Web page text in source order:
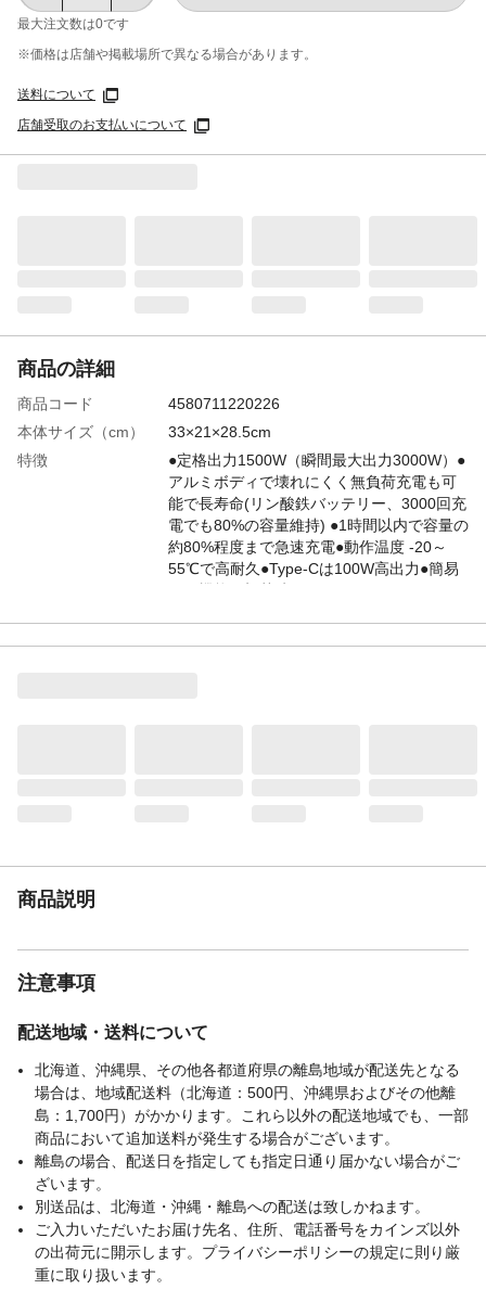
最大注文数は0です
※価格は​店舗や​掲載場所で​異なる​場合が​あります。
送料について
店舗受取のお支払いについて
商品の詳細
商品コード
4580711220226
本体サイズ（cm）
33×21×28.5cm
特徴
●定格出力1500W（瞬間最大出力3000W）●
アルミボディで壊れにくく無負荷充電も可
能で長寿命(リン酸鉄バッテリー、3000回充
電でも80%の容量維持) ●1時間以内で容量の
約80%程度まで急速充電●動作温度 -20～
55℃で高耐久●Type-Cは100W高出力●簡易
場合、20ms以内にバッテリーからの給電に
付属品／セット内容
●充電ケーブル（ACコンセント用）●充電ケ
生産国
バッテリー容量
960Wh
使用温度範囲
●充電温度 0～45℃●動作温度 -20～55℃
重量
13.4kg
適合電池と充電時間
（1～2本充電時）
●0～80％ 1時間●0～100％ 1.6時間
入力
●AC100V/50または60Hz, 最大9A●DC 11～
65V, 最大15A
出力
●AC×3個●USB-A×2個●USB-C×1個
商品説明
注意事項
配送地域・送料について
北海道、沖縄県、その他各都道府県の離島地域が配送先となる
場合は、地域配送料（北海道：500円、沖縄県およびその他離
島：1,700円）がかかります。これら以外の配送地域でも、一部
商品において追加送料が発生する場合がございます。
離島の場合、配送日を指定しても指定日通り届かない場合がご
ざいます。
別送品は、北海道・沖縄・離島への配送は致しかねます。
ご入力いただいたお届け先名、住所、電話番号をカインズ以外
の出荷元に開示します。プライバシーポリシーの規定に則り厳
重に取り扱います。